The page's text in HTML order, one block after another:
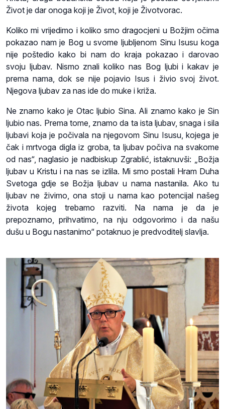
Život je dar onoga koji je Život, koji je Životvorac.
Koliko mi vrijedimo i koliko smo dragocjeni u Božjim očima
pokazao nam je Bog u svome ljubljenom Sinu Isusu koga
nije poštedio kako bi nam do kraja pokazao i darovao
svoju ljubav. Nismo znali koliko nas Bog ljubi i kakav je
prema nama, dok se nije pojavio Isus i živio svoj život.
Njegova ljubav za nas ide do muke i križa.
Ne znamo kako je Otac ljubio Sina. Ali znamo kako je Sin
ljubio nas. Prema tome, znamo da ta ista ljubav, snaga i sila
ljubavi koja je počivala na njegovom Sinu Isusu, kojega je
čak i mrtvoga digla iz groba, ta ljubav počiva na svakome
od nas“, naglasio je nadbiskup Zgrablić, istaknuvši: „Božja
ljubav u Kristu i na nas se izlila. Mi smo postali Hram Duha
Svetoga gdje se Božja ljubav u nama nastanila. Ako tu
ljubav ne živimo, ona stoji u nama kao potencijal našeg
života kojeg trebamo razviti. Na nama je da je
prepoznamo, prihvatimo, na nju odgovorimo i da našu
dušu u Bogu nastanimo“ potaknuo je predvoditelj slavlja.